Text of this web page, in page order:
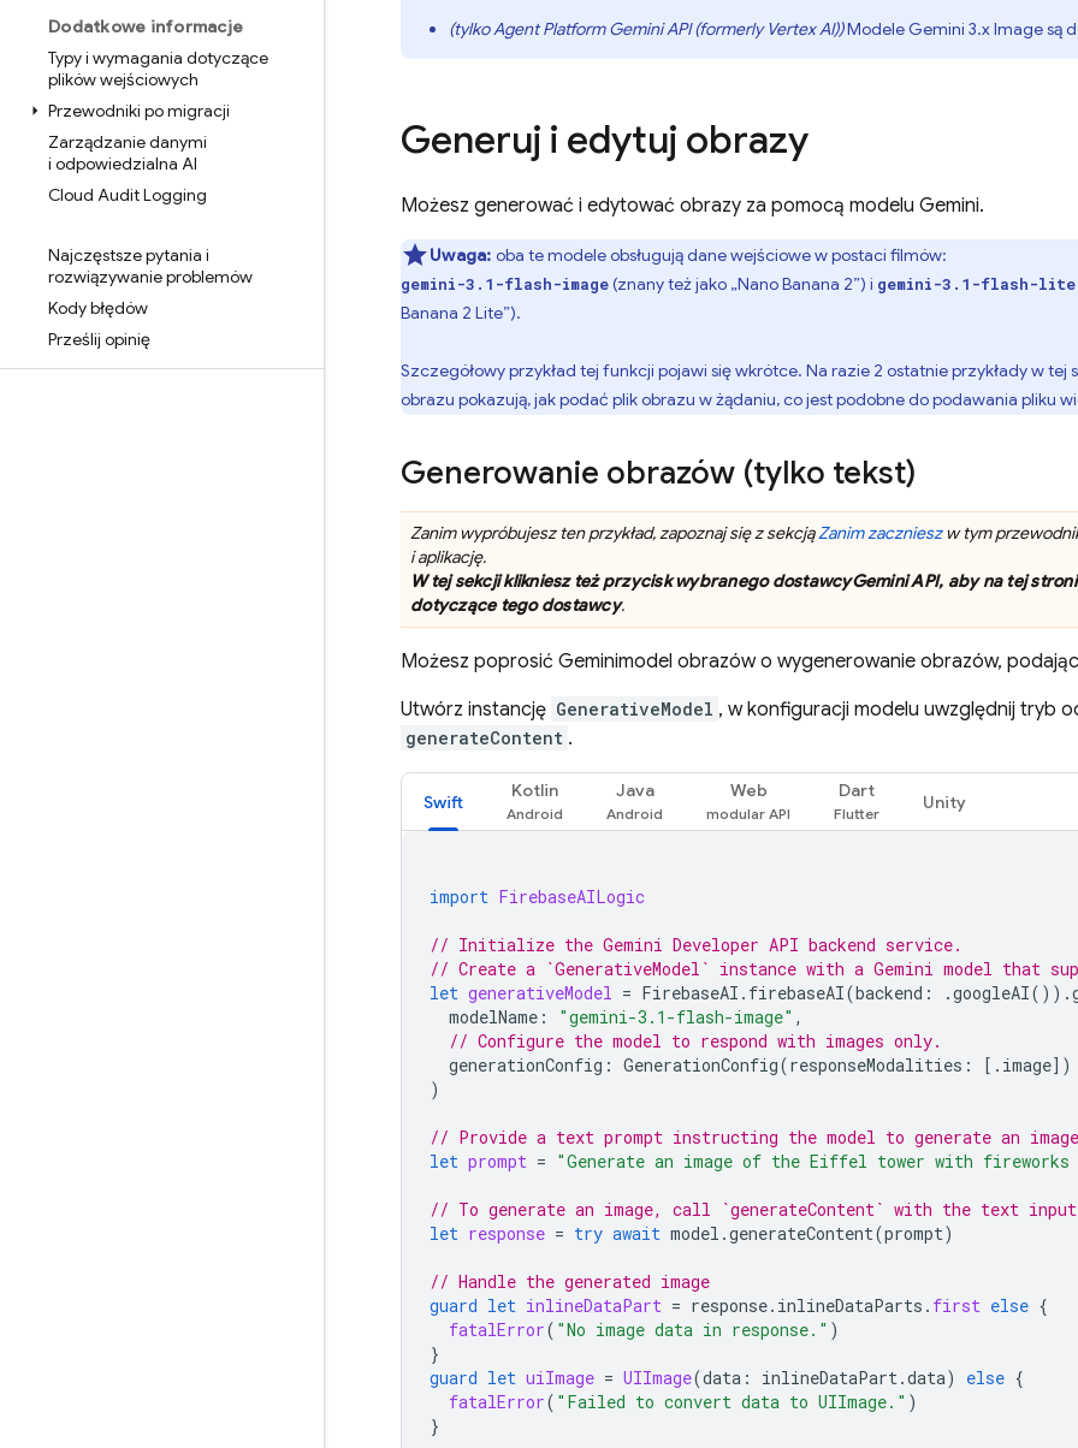
Dodatkowe informacje
Typy i wymagania dotyczące
plików wejściowych
Przewodniki po migracji
Zarządzanie danymi
i odpowiedzialna AI
Cloud Audit Logging
Najczęstsze pytania i
rozwiązywanie problemów
Kody błędów
Prześlij opinię
(tylkoAgent PlatformGemini API (formerly Vertex AI))Modele Gemini 3.x Imagesą
Generuj i edytuj obrazy
Możesz generować i edytować obrazy za pomocą modelu Gemini.
Uwaga: oba te modele obsługują dane wejściowe w postaci filmów:
gemini-3.1-flash-image(znany też jako „Nano Banana 2”) i gemini-3.1-flash-lite-
Banana 2 Lite”).
Szczegółowy przykład tej funkcji pojawi się wkrótce. Na razie 2 ostatnie przykłady w
obrazu pokazują, jak podać plik obrazu w żądaniu, co jest podobne do podawania pliku
Generowanie obrazów (tylko tekst)
Zanim wypróbujesz ten przykład, zapoznaj się z sekcjąZanim zacznieszw tym
i aplikację.
W tej sekcji klikniesz też przycisk wybranego dostawcyGemini API, aby na tej
dotyczące tego dostawcy.
Możesz poprosić Geminimodel obrazów o wygenerowanie obrazów,
Utwórz instancję GenerativeModel , w konfiguracji modelu uwzględnij tryb
generateContent .
Swift
Kotlin Java Web Dart
Unity
import FirebaseAILogic
// Initialize the Gemini Developer API backend service.
// Create a `GenerativeModel` instance with a Gemini model that
let generativeModel = FirebaseAI . firebaseAI(backend : .googleAI()).
modelName : "gemini-3.1-flash-image" ,
// Configure the model to respond with images only.
generationConfig : GenerationConfig(responseModalities : [. image])
)
// Provide a text prompt instructing the model to generate an image
let prompt = "Generate an image of the Eiffel tower with fireworks
// To generate an image, call `generateContent` with the text input
let response = try await model .generateContent(prompt)
// Handle the generated image
guard let inlineDataPart = response. inlineDataParts . first else {
fatalError( "No image data in response." )
}
guard let uiImage = UIImage(data : inlineDataPart.data) else {
fatalError( "Failed to convert data to UIImage." )
}